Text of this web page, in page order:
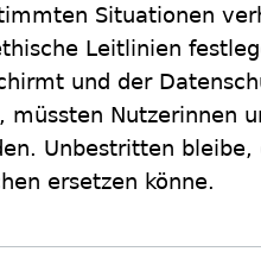
Situationen
Leitlinien
und der
müssten Nutzerinnen
Unbestritten bleibe,
ersetzen könne.